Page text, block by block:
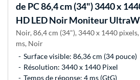
de PC 86,4 cm (34") 3440 x
HD LED Noir Moniteur
Noir, 86,4 cm (34"), 3440 x 1440
ms, Noir
Surface visible: 86,36 cm (34 pouce)
Résolution: 3440 x 1440 Pixel
Temps de réponse: 4 ms (GtG)